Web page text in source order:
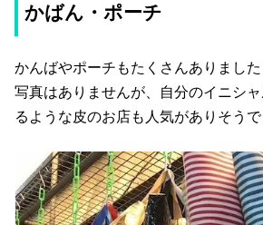
かばん・ポーチ
かんばやポーチもたくさんありました
写真はありませんが、自分のイニシ
るような皮のお店も人気がありそうで